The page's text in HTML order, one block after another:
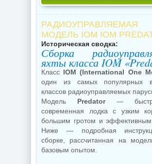
РАДИОУПРАВЛЯЕМАЯ
МОДЕЛЬ IOM IOM
Историческая сводка:
Сборка
яхты класса IOM
Класс IOM (International One
один из самых популярных
классов радиоуправляемых
Модель Predator—
современная лодка с узким
большим гротом и эффективным
Ниже — подробная
сборке, рассчитанная на
базовым опытом.